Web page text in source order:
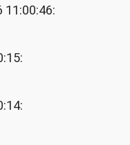
11:00:46: